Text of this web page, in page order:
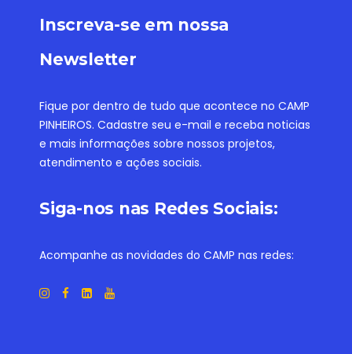
Inscreva-se em nossa
Newsletter
Fique por dentro de tudo que acontece no CAMP
PINHEIROS. Cadastre seu e-mail e receba noticias
e mais informações sobre nossos projetos,
atendimento e ações sociais.
Siga-nos nas Redes Sociais:
Acompanhe as novidades do CAMP nas redes: